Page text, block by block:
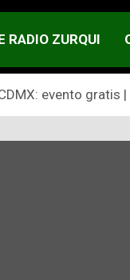
RADIO ZURQUI
evento gratis